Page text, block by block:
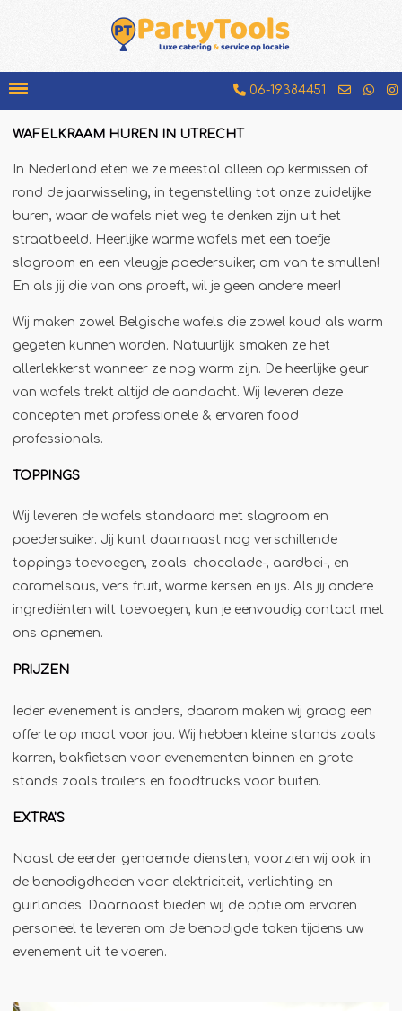
06-19384451
Chocolademelkkraam
Espressobar
Foodtruck
Hamburgerkraam
Hotdogkraam
IJscokar
Jägermeister-tap
Partytrailer
Poffertjes
Popcornmachine
Slush
Smoothiebar
Sinaasappelpers
Wafelkraam
WAFELKRAAM HUREN IN UTRECHT
In Nederland eten we ze meestal alleen op kermissen of
rond de jaarwisseling, in tegenstelling tot onze zuidelijke
buren, waar de wafels niet weg te denken zijn uit het
straatbeeld. Heerlijke warme wafels met een toefje
slagroom en een vleugje poedersuiker, om van te smullen!
En als jij die van ons proeft, wil je geen andere meer!
Wij maken zowel Belgische wafels die zowel koud als warm
gegeten kunnen worden. Natuurlijk smaken ze het
allerlekkerst wanneer ze nog warm zijn. De heerlijke geur
van wafels trekt altijd de aandacht. Wij leveren deze
concepten met professionele & ervaren food
professionals.
TOPPINGS
Wij leveren de wafels standaard met slagroom en
poedersuiker. Jij kunt daarnaast nog verschillende
toppings toevoegen, zoals: chocolade-, aardbei-, en
caramelsaus, vers fruit, warme kersen en ijs. Als jij andere
ingrediënten wilt toevoegen, kun je eenvoudig contact met
ons opnemen.
PRIJZEN
Ieder evenement is anders, daarom maken wij graag een
offerte op maat voor jou. Wij hebben kleine stands zoals
karren, bakfietsen voor evenementen binnen en grote
stands zoals trailers en foodtrucks voor buiten.
EXTRA'S
Naast de eerder genoemde diensten, voorzien wij ook in
de benodigdheden voor elektriciteit, verlichting en
guirlandes. Daarnaast bieden wij de optie om ervaren
personeel te leveren om de benodigde taken tijdens uw
evenement uit te voeren.